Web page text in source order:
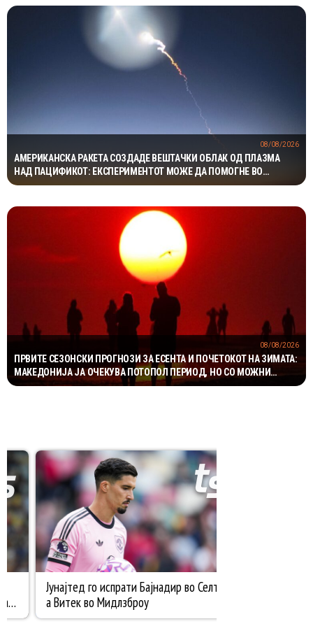
АМЕРИКАНСКА РАКЕТА СОЗДАДЕ ВЕШТАЧКИ ОБЛАК ОД ПЛАЗМА
НАД ПАЦИФИКОТ: ЕКСПЕРИМЕНТОТ МОЖЕ ДА ПОМОГНЕ ВО
ЗАШТИТАТА НА САТЕЛИТИТЕ
08/08/2026
ПРВИТЕ СЕЗОНСКИ ПРОГНОЗИ ЗА ЕСЕНТА И ПОЧЕТОКОТ НА ЗИМАТА:
МАКЕДОНИЈА ЈА ОЧЕКУВА ПОТОПОЛ ПЕРИОД, НО СО МОЖНИ
НАГЛИ ВРЕМЕНСКИ ПРЕСВРТИ
08/08/2026